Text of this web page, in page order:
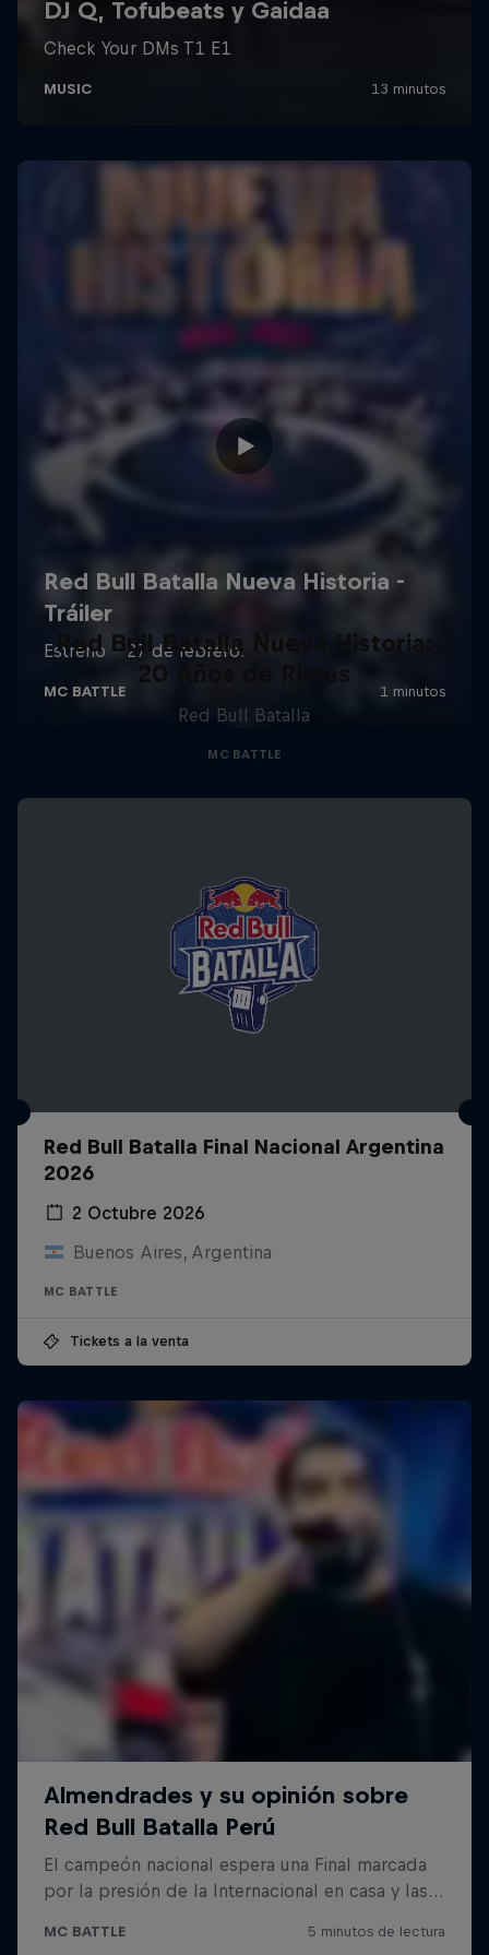
Red Bull Batalla Nueva Historia:
20 Años de Rimas
Red Bull Batalla
MC BATTLE
Red Bull Batalla Final Nacional Argentina
2026
2 Octubre 2026
Buenos Aires, Argentina
MC BATTLE
Tickets a la venta